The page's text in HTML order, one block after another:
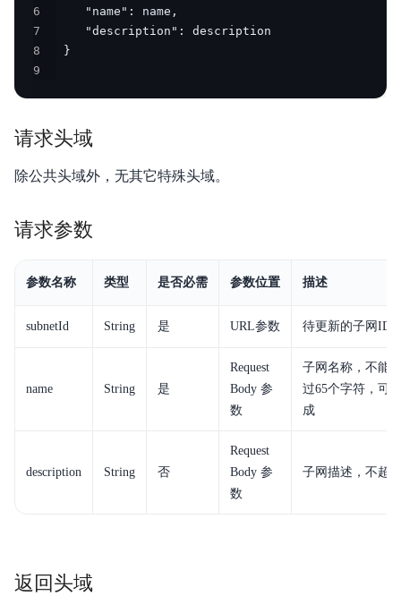
操作指南
典型实践
API 2.0参考
Go-SDK
6
7
8
9
请求头域
除公共头域外，无其它特殊头域。
请求参数
参数名称 类型 是否必需 参数位置 描述
subnetId String 是 URL参数 待更新的子网ID
name String 是
Request
Body 参
数
子网名称，不能
过65个字符，可
成
description String 否
Request
Body 参
数
子网描述，不超
返回头域